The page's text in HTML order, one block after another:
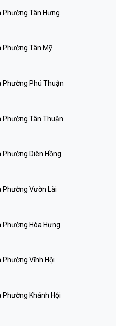
Phường Tân Hưng
Phường Tân Mỹ
Phường Phú Thuận
Phường Tân Thuận
Phường Diên Hồng
Phường Vườn Lài
Phường Hòa Hưng
Phường Vĩnh Hội
Phường Khánh Hội